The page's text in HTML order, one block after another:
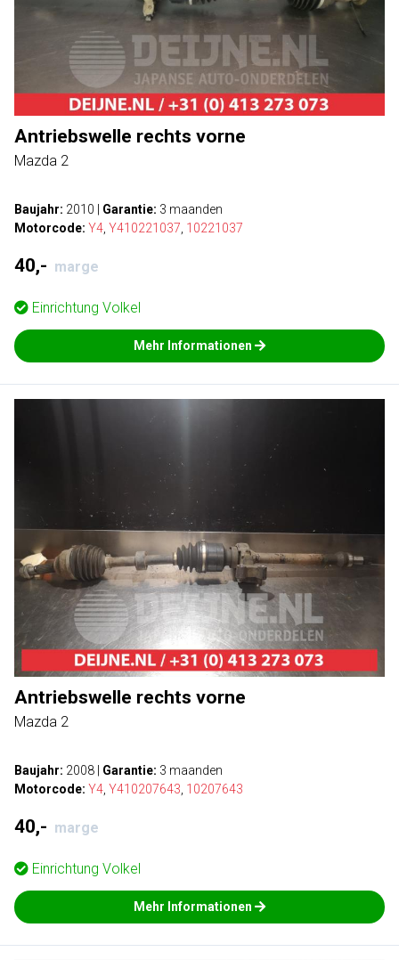
Antriebswelle rechts vorne
Mazda 2
Baujahr: 2010 Garantie: 3 maanden
Motorcode: Y4 Y410221037 10221037
40,- marge
Einrichtung Volkel
Mehr Informationen
Antriebswelle rechts vorne
Mazda 2
Baujahr: 2008 Garantie: 3 maanden
Motorcode: Y4 Y410207643 10207643
40,- marge
Einrichtung Volkel
Mehr Informationen